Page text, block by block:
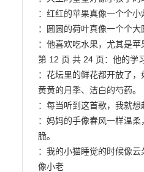
：红红的苹果真像一个个小
：圆圆的荷叶真像一个个大
：他喜欢吃水果，尤其是苹
第 12 页 共 24 页：他的学
：花坛里的鲜花都开放了，
黄黄的月季、洁白的芍药。
：每当听到这首歌，我就想
：妈妈的手像春风一样温
脆。
：我的小猫睡觉的时候像
像小老